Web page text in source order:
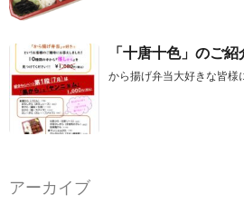
「十唐十色」のご紹
から揚げ弁当大好きな皆様
アーカイブ